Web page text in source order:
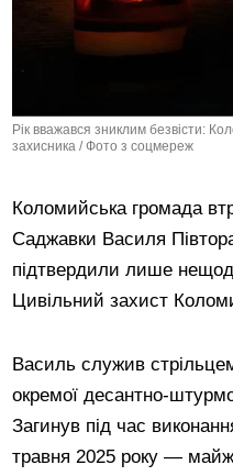
Рік вважався зниклим безвісти:
захисника / Фото з соцмереж
Коломийська громада
Саджавки Василя
підтвердили лише
Цивільний захист
Василь служив
окремої десантно-
Загинув під час
травня 2025 року —